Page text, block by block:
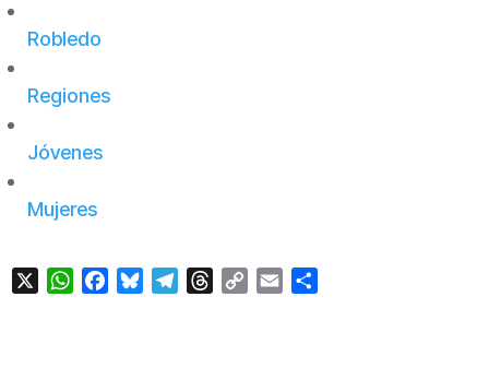
Robledo
Regiones
Jóvenes
Mujeres
WhatsApp
FacebookBlueskyTelegramThreads
Copy Email